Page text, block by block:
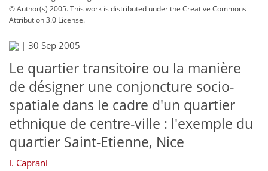
© Author(s) 2005. This work is distributed underthe Creative Commons
Attribution 3.0 License.
| 30 Sep 2005
Le quartier transitoire ou la manière
de désigner une conjoncture socio-
spatiale dans le cadre d'un quartier
ethnique de centre-ville : l'exemple du
quartier Saint-Etienne, Nice
I. Caprani